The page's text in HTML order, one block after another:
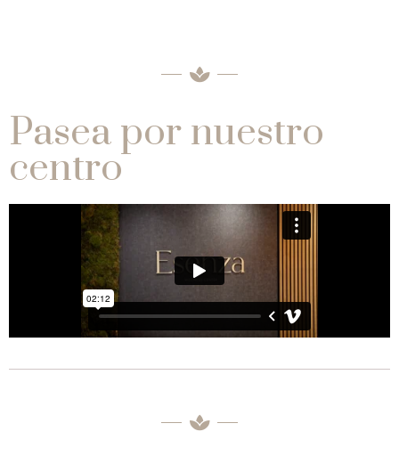
Pasea por nuestro
centro